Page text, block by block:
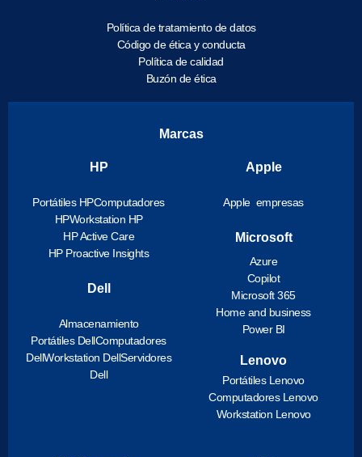
Política de tratamiento de datos
Código de ética y conducta
Política de calidad
Buzón de ética
Marcas
HP
Portátiles HPComputadores
HPWorkstation HP
HP Active Care
HP Proactive Insights
Dell
Almacenamiento
Portátiles DellComputadores
DellWorkstation DellServidores
Dell
Apple
Apple empresas
Microsoft
Azure
Copilot
Microsoft 365
Home and business
Power BI
Lenovo
Portátiles Lenovo
Computadores Lenovo
Workstation Lenovo